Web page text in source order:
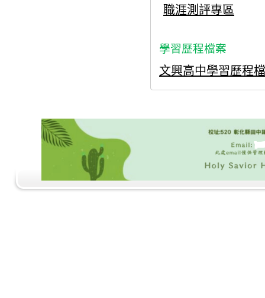
職涯測評專區
學習歷程檔案
文興高中學習歷程